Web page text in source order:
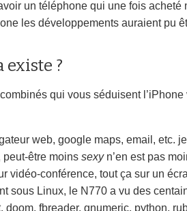
un téléphone qui une fois acheté
les développements auraient pu
existe ?
qui vous séduisent
web, google maps, email, etc.
peut-être moins sexyn’en est pas
vidéo-conférence, tout ça sur un
sous Linux, le N770 a vu des
doom, fbreader, gnumeric, python,